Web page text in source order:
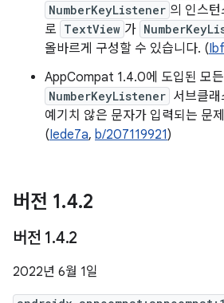
NumberKeyListener 의 인스
로 TextView 가
올바르게 구성할 수 있습니다. (
AppCompat 1.4.0에 도입된 모든
NumberKeyListener 서브클
예기치 않은 문자가 입력되는 문
(Iede7a, b/207119921)
버전 1.4.2
버전 1.4.2
2022년 6월 1일